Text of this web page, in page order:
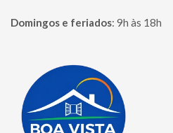
Domingos e feriados: 9h às 18h
Página inicial